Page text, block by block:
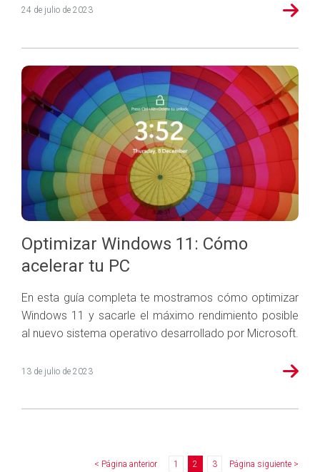
24 de julio de 2023
Optimizar Windows 11: Cómo
acelerar tu PC
En esta guía completa te mostramos cómo optimizar
Windows 11 y sacarle el máximo rendimiento posible
al nuevo sistema operativo desarrollado por Microsoft.
13 de julio de 2023
< Página anterior 1 2 3 Página siguiente >